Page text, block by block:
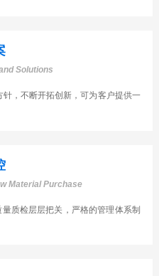
Solutions
，不断开拓创新，可为客户提供一
Material Purchase
质检层层把关，严格的管理体系制